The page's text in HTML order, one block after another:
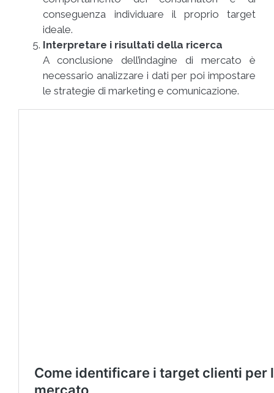
conseguenza individuare il proprio target
ideale.
Interpretare i risultati della ricerca
A conclusione dell’indagine di mercato è
necessario analizzare i dati per poi impostare
le strategie di marketing e comunicazione.